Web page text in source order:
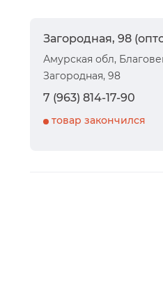
Загородная, 98
Амурская обл,
Загородная, 98
7 (963) 814-17-90
товар закончился